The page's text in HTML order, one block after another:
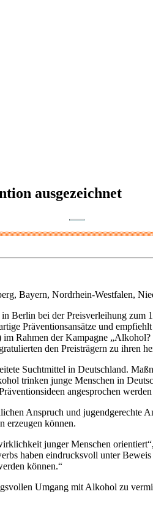
ausgezeichnet
Bayern, Nordrhein-Westfalen,
Berlin bei der Preisverleihung
Präventionsansätze und
Rahmen der Kampagne
den Preisträgern zu ihren
Suchtmittel in Deutschland.
trinken junge Menschen in
angesprochen
Anspruch und jugendgerechte
erzeugen können.
junger Menschen
haben eindrucksvoll unter
können.“
Umgang mit Alkohol zu